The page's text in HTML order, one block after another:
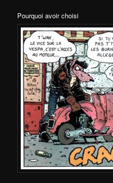
Pourquoi avoir choisi